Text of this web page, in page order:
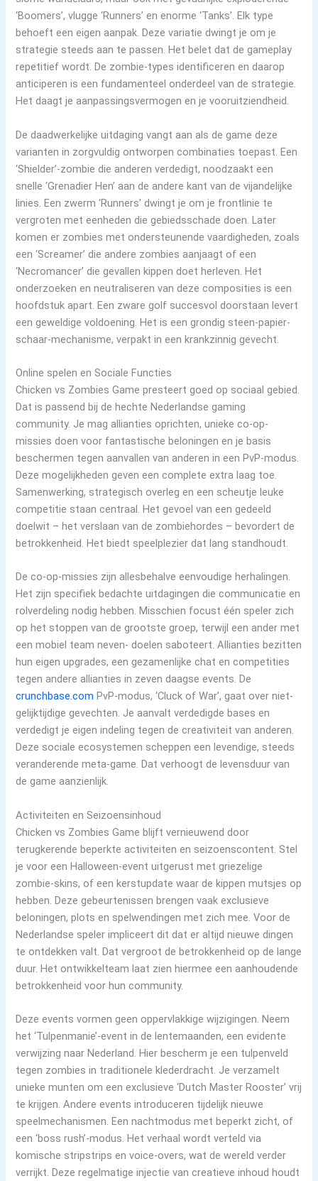
‘Boomers’, vlugge ‘Runners’ en enorme ‘Tanks’. Elk type
behoeft een eigen aanpak. Deze variatie dwingt je om je
strategie steeds aan te passen. Het belet dat de gameplay
repetitief wordt. De zombie-types identificeren en daarop
anticiperen is een fundamenteel onderdeel van de strategie.
Het daagt je aanpassingsvermogen en je vooruitziendheid.
De daadwerkelijke uitdaging vangt aan als de game deze
varianten in zorgvuldig ontworpen combinaties toepast. Een
‘Shielder’-zombie die anderen verdedigt, noodzaakt een
snelle ‘Grenadier Hen’ aan de andere kant van de vijandelijke
linies. Een zwerm ‘Runners’ dwingt je om je frontlinie te
vergroten met eenheden die gebiedsschade doen. Later
komen er zombies met ondersteunende vaardigheden, zoals
een ‘Screamer’ die andere zombies aanjaagt of een
‘Necromancer’ die gevallen kippen doet herleven. Het
onderzoeken en neutraliseren van deze composities is een
hoofdstuk apart. Een zware golf succesvol doorstaan levert
een geweldige voldoening. Het is een grondig steen-papier-
schaar-mechanisme, verpakt in een krankzinnig gevecht.
Online spelen en Sociale Functies
Chicken vs Zombies Game presteert goed op sociaal gebied.
Dat is passend bij de hechte Nederlandse gaming
community. Je mag allianties oprichten, unieke co-op-
missies doen voor fantastische beloningen en je basis
beschermen tegen aanvallen van anderen in een PvP-modus.
Deze mogelijkheden geven een complete extra laag toe.
Samenwerking, strategisch overleg en een scheutje leuke
competitie staan centraal. Het gevoel van een gedeeld
doelwit – het verslaan van de zombiehordes – bevordert de
betrokkenheid. Het biedt speelplezier dat lang standhoudt.
De co-op-missies zijn allesbehalve eenvoudige herhalingen.
Het zijn specifiek bedachte uitdagingen die communicatie en
rolverdeling nodig hebben. Misschien focust één speler zich
op het stoppen van de grootste groep, terwijl een ander met
een mobiel team neven- doelen saboteert. Allianties bezitten
hun eigen upgrades, een gezamenlijke chat en competities
tegen andere allianties in zeven daagse events. De
crunchbase.com PvP-modus, ‘Cluck of War’, gaat over niet-
gelijktijdige gevechten. Je aanvalt verdedigde bases en
verdedigt je eigen indeling tegen de creativiteit van anderen.
Deze sociale ecosystemen scheppen een levendige, steeds
veranderende meta-game. Dat verhoogt de levensduur van
de game aanzienlijk.
Activiteiten en Seizoensinhoud
Chicken vs Zombies Game blijft vernieuwend door
terugkerende beperkte activiteiten en seizoenscontent. Stel
je voor een Halloween-event uitgerust met griezelige
zombie-skins, of een kerstupdate waar de kippen mutsjes op
hebben. Deze gebeurtenissen brengen vaak exclusieve
beloningen, plots en spelwendingen met zich mee. Voor de
Nederlandse speler impliceert dit dat er altijd nieuwe dingen
te ontdekken valt. Dat vergroot de betrokkenheid op de lange
duur. Het ontwikkelteam laat zien hiermee een aanhoudende
betrokkenheid voor hun community.
Deze events vormen geen oppervlakkige wijzigingen. Neem
het ‘Tulpenmanie’-event in de lentemaanden, een evidente
verwijzing naar Nederland. Hier bescherm je een tulpenveld
tegen zombies in traditionele klederdracht. Je verzamelt
unieke munten om een exclusieve ‘Dutch Master Rooster’ vrij
te krijgen. Andere events introduceren tijdelijk nieuwe
speelmechanismen. Een nachtmodus met beperkt zicht, of
een ‘boss rush’-modus. Het verhaal wordt verteld via
komische stripstrips en voice-overs, wat de wereld verder
verrijkt. Deze regelmatige injectie van creatieve inhoud houdt